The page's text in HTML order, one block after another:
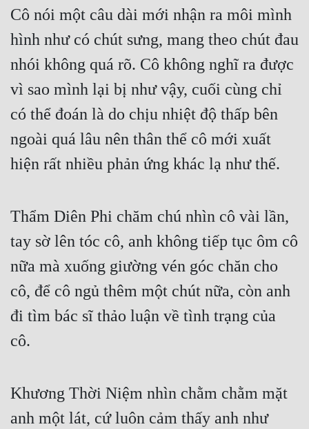
Cô nói một câu dài mới nhận ra môi mình
hình như có chút sưng, mang theo chút đau
nhói không quá rõ. Cô không nghĩ ra được
vì sao mình lại bị như vậy, cuối cùng chỉ
có thể đoán là do chịu nhiệt độ thấp bên
ngoài quá lâu nên thân thể cô mới xuất
hiện rất nhiều phản ứng khác lạ như thế.
Thẩm Diên Phi chăm chú nhìn cô vài lần,
tay sờ lên tóc cô, anh không tiếp tục ôm cô
nữa mà xuống giường vén góc chăn cho
cô, để cô ngủ thêm một chút nữa, còn anh
đi tìm bác sĩ thảo luận về tình trạng của
cô.
Khương Thời Niệm nhìn chằm chằm mặt
anh một lát, cứ luôn cảm thấy anh như